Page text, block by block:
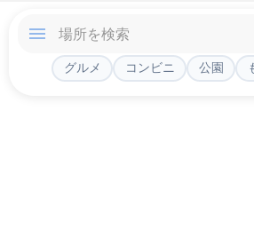
グルメ コンビニ 公園